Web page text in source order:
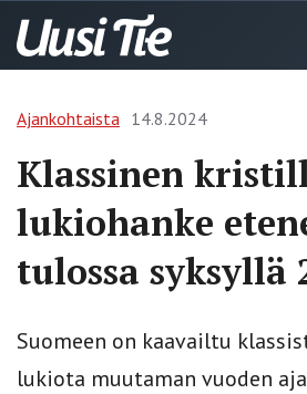
Ajankohtaista 14.8.2024
Klassinen
lukiohanke
tulossa syksyllä
Suomeen on kaavailtu
lukiota muutaman vuoden